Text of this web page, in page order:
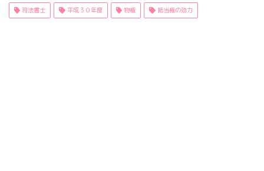
司法書士 平成３０年度 物権 抵当権の効力